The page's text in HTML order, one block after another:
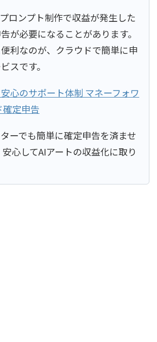
ロンプト制作で収益が発生した
が必要になることがあります。
利なのが、クラウドで簡単に申
スです。
心のサポート体制 マネーフォワ
確定申告
ーでも簡単に確定申告を済ませ
心してAIアートの収益化に取り